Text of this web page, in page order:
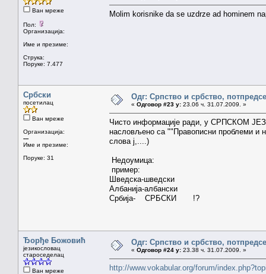
Ван мреже
Пол:
Организација:
Име и презиме:
Струка:
Поруке: 7.477
Molim korisnike da se uzdrze ad hominem
Србски
посетилац
Ван мреже
Организација:
---
Име и презиме:
Поруке: 31
Одг: Српство и србство,
« Одговор #23 у: 23.06 ч. 31.07.2009. »
Чисто информације ради, у СРПСКОМ
насловљено са ""Правописни проблеми и
слова ј,....)
Недоумица:
пример:
Шведска-шведски
Албанија-албански
Србија- СРБСКИ !?
Ђорђе Божовић
језикословац
староседелац
Ван мреже
Одг: Српство и србство,
« Одговор #24 у: 23.38 ч. 31.07.2009. »
http://www.vokabular.org/forum/